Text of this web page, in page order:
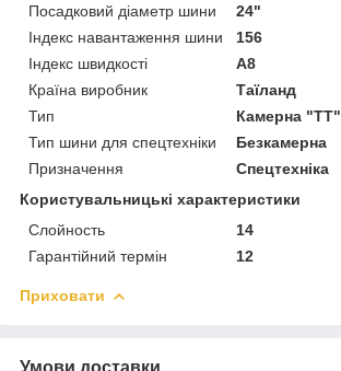
Посадковий діаметр шини
24"
Індекс навантаження шини
156
Індекс швидкості
A8
Країна виробник
Таїланд
Тип
Камерна "TT"
Тип шини для спецтехніки
Безкамерна
Призначення
Спецтехніка
Користувальницькі характеристики
Слойность
14
Гарантійний термін
12
Приховати
Умови доставки